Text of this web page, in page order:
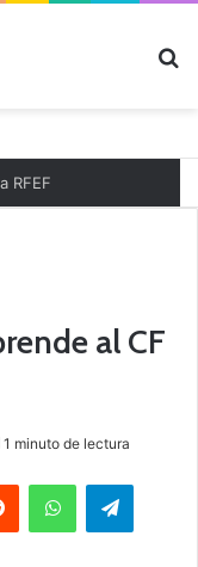
RFEF
al CF
1 minuto de lectura